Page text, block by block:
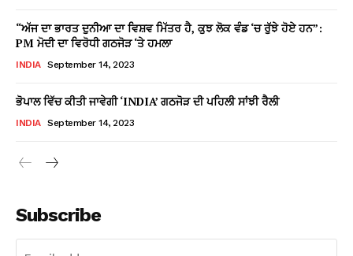
“ਅੱਜ ਦਾ ਭਾਰਤ ਦੁਨੀਆ ਦਾ ਵਿਸ਼ਵ ਮਿੱਤਰ ਹੈ, ਕੁਝ ਲੋਕ ਵੰਡ ‘ਚ ਰੁੱਝੇ ਹੋਏ ਹਨ”:
PM ਮੋਦੀ ਦਾ ਵਿਰੋਧੀ ਗਠਜੋੜ ‘ਤੇ ਹਮਲਾ
INDIA September 14, 2023
ਭੋਪਾਲ ਵਿੱਚ ਕੀਤੀ ਜਾਵੇਗੀ ‘INDIA’ ਗਠਜੋੜ ਦੀ ਪਹਿਲੀ ਸਾਂਝੀ ਰੈਲੀ
INDIA September 14, 2023
Subscribe